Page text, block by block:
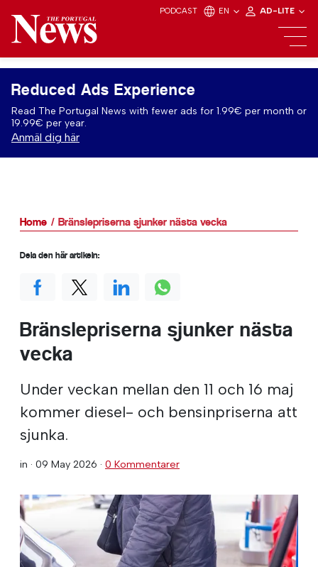
PODCAST EN AD-LITE
Reduced Ads Experience
Read The Portugal News with fewer ads for 1.99€ per month or
19.99€ per year.
Anmäl dig här
Home Bränslepriserna sjunker nästa vecka
Bränslepriserna sjunker nästa
vecka
Under veckan mellan den 11 och 16 maj
kommer diesel- och bensinpriserna att
sjunka.
in · 09 May 2026 · 0 Kommentarer
Dela den här artikeln: